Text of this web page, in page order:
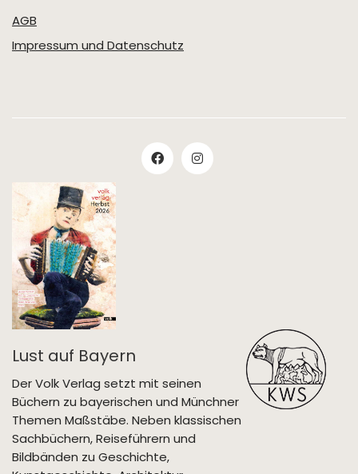
AGB
Impressum und Datenschutz
Lust auf Bayern
Der Volk Verlag setzt mit seinen
Büchern zu bayerischen und Münchner
Themen Maßstäbe. Neben klassischen
Sachbüchern, Reiseführern und
Bildbänden zu Geschichte,